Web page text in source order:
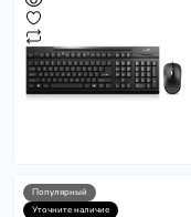
Популярный
Уточните наличие